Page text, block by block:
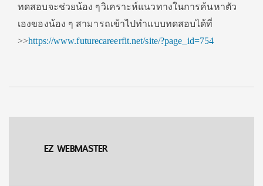
ทดสอบจะช่วยน้อง ๆวิเคราะห์แนวทางในการค้นหาตัว
เองของน้อง ๆ สามารถเข้าไปทำแบบทดสอบได้ที่
>>https://www.futurecareerfit.net/site/?page_id=754
EZ WEBMASTER